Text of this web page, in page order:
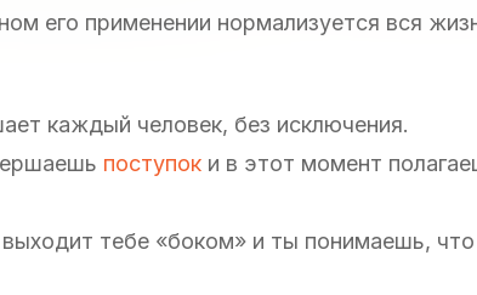
его применении нормализуется вся
каждый человек, без исключения.
поступок и в этот момент
тебе «боком» и ты понимаешь,